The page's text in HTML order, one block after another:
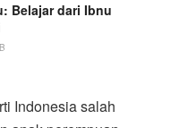
Belajar dari Ibnu
Indonesia salah